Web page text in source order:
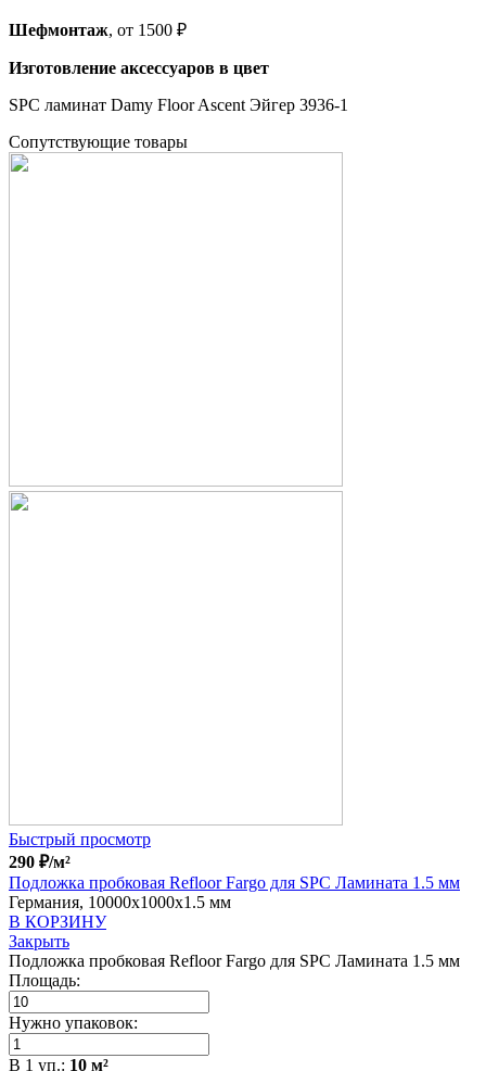
Шефмонтаж, от 1500 ₽
Изготовление аксессуаров в цвет
SPC ламинат Damy Floor Ascent Эйгер 3936-1
Cопутствующие товары
Быстрый просмотр
290 ₽/м²
Подложка пробковая Refloor Fargo для SPC Ламината 1.5 мм
Германия, 10000x1000x1.5 мм
В КОРЗИНУ
Закрыть
Подложка пробковая Refloor Fargo для SPC Ламината 1.5 мм
Площадь:
Нужно упаковок:
В 1 уп.: 10 м²